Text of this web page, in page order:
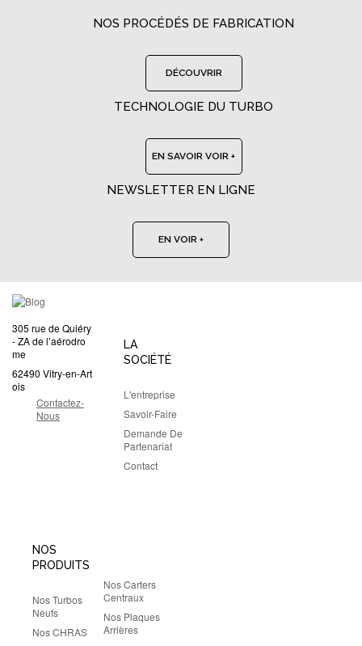
NOS PROCÉDÉS DE FABRICATION
DÉCOUVRIR
TECHNOLOGIE DU TURBO
EN SAVOIR VOIR +
NEWSLETTER EN LIGNE
EN VOIR +
305 rue de Quiéry
- ZA de l’aérodro
me
62490 Vitry-en-Art
ois
Contactez-
Nous
LA
SOCIÉTÉ
L'entreprise
Savoir-Faire
Demande De
Partenariat
Contact
NOS
PRODUITS
Nos Turbos
Neufs
Nos CHRAS
Nos Carters
Centraux
Nos Plaques
Arrières